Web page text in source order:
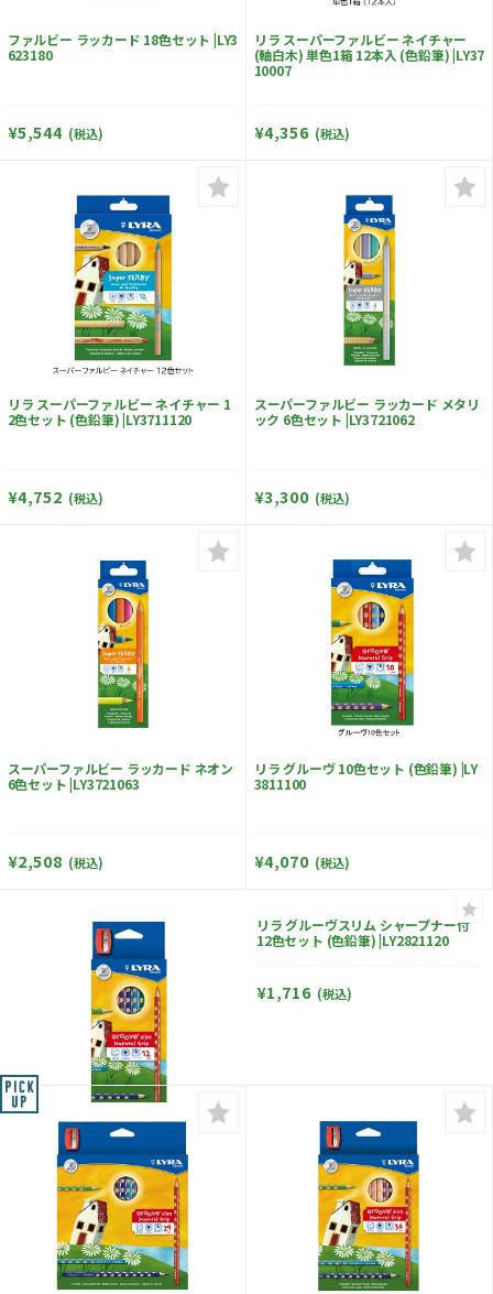
ファルビー ラッカード 18色セット |LY3
623180
¥5,544 (税込)
リラ スーパーファルビー ネイチャー
(軸白木) 単色1箱 12本入 (色鉛筆) |LY37
10007
¥4,356 (税込)
リラ スーパーファルビー ネイチャー 1
2色セット (色鉛筆) |LY3711120
¥4,752 (税込)
スーパーファルビー ラッカード メタリ
ック 6色セット |LY3721062
¥3,300 (税込)
スーパーファルビー ラッカード ネオン
6色セット |LY3721063
¥2,508 (税込)
リラ グルーヴ 10色セット (色鉛筆) |LY
3811100
¥4,070 (税込)
リラ グルーヴスリム シャープナー付
12色セット (色鉛筆) |LY2821120
¥1,716 (税込)